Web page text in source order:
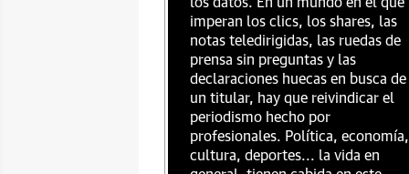
imperan los clics, los shares, las
notas teledirigidas, las ruedas de
prensa sin preguntas y las
declaraciones huecas en busca de
un titular, hay que reivindicar el
periodismo hecho por
profesionales. Política, economía,
cultura, deportes... la vida en